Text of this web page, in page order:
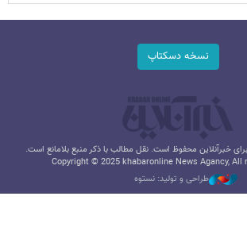
نسخه دسکتاپ
خبرآنلاین محفوظ است. نقل مطالب با ذکر منبع بلامانع است.
Copyright © 2025 khabaronline News Agancy, All
طراحی و تولید: نستوه